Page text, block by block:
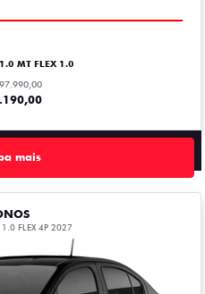
MT FLEX 1.0
mais
1.0 FLEX 4P 2027